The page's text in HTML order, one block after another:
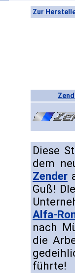
Zur
Diese
dem
Zender
Guß!
Alfa-
nach
die
führte!